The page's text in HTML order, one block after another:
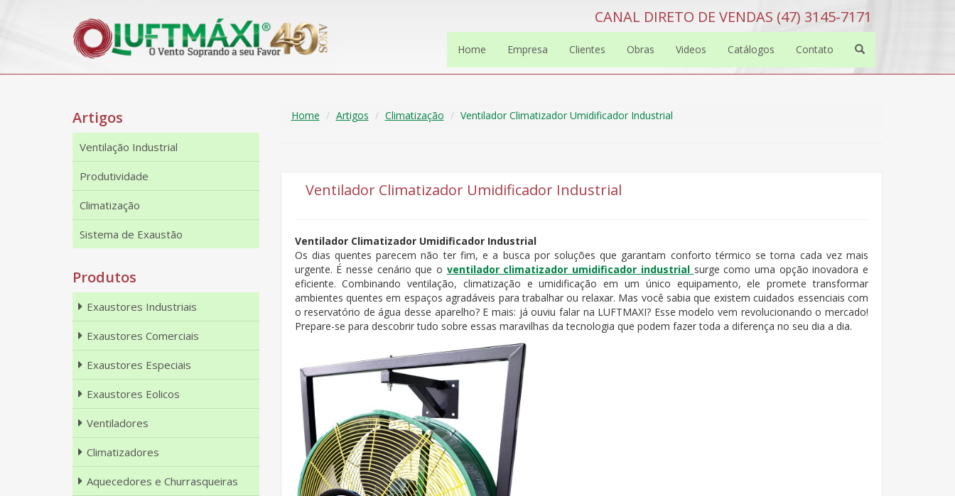
CANAL DIRETO DE VENDAS (47) 3145-7171
Home Empresa Clientes Obras Videos Catálogos Contato
Home Artigos Climatização Ventilador Climatizador Umidificador Industrial
Ventilador Climatizador Umidificador Industrial
Ventilador Climatizador Umidificador Industrial
Os dias quentes parecem não ter fim, e a busca por soluções que garantam conforto térmico se torna cada vez mais
urgente. É nesse cenário que o ventilador climatizador umidificador industrial surge como uma opção inovadora e
eficiente. Combinando ventilação, climatização e umidificação em um único equipamento, ele promete transformar
ambientes quentes em espaços agradáveis para trabalhar ou relaxar. Mas você sabia que existem cuidados essenciais com
o reservatório de água desse aparelho? E mais: já ouviu falar na LUFTMAXI? Esse modelo vem revolucionando o mercado!
Prepare-se para descobrir tudo sobre essas maravilhas da tecnologia que podem fazer toda a diferença no seu dia a dia.
Artigos
Ventilação Industrial
Produtividade
Climatização
Sistema de Exaustão
Produtos
Exaustores Industriais
Exaustores Comerciais
Exaustores Especiais
Exaustores Eolicos
Ventiladores
Climatizadores
Aquecedores e Churrasqueiras